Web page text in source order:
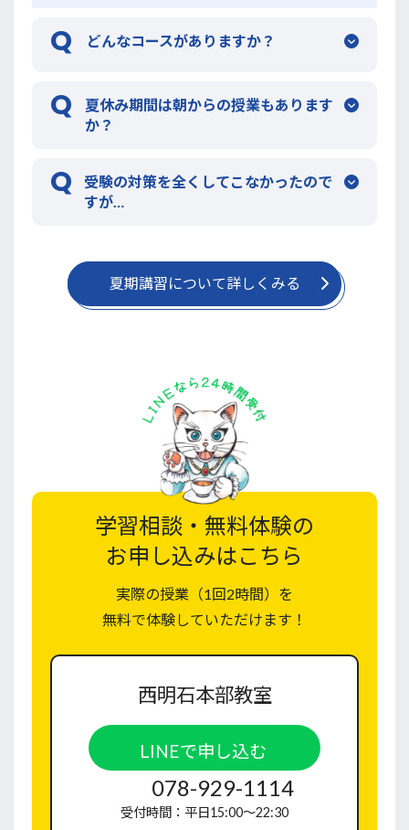
どんなコースがありますか？
夏休み期間は朝からの授業もあります
か？
受験の対策を全くしてこなかったので
すが…
夏期講習について詳しくみる
学習相談・無料体験の
お申し込みはこちら
実際の授業（1回2時間）を
無料で体験していただけます！
西明石本部教室
LINEで申し込む
078-929-1114
受付時間：平日15:00〜22:30